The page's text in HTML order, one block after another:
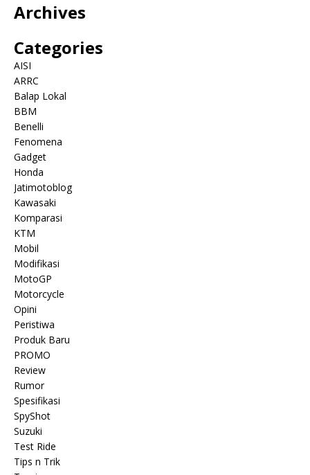
Archives
Categories
AISI
ARRC
Balap Lokal
BBM
Benelli
Fenomena
Gadget
Honda
Jatimotoblog
Kawasaki
Komparasi
KTM
Mobil
Modifikasi
MotoGP
Motorcycle
Opini
Peristiwa
Produk Baru
PROMO
Review
Rumor
Spesifikasi
SpyShot
Suzuki
Test Ride
Tips n Trik